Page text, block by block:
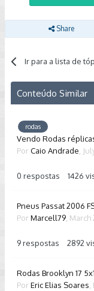
Share
Ir para a lista de
Conteúdo Similar
rodas
Vendo Rodas
Por Caio Andrade
0 respostas 1426
Pneus Passat 2006
Por Marcell79 March
9respostas 2892
Rodas Brooklyn 17
Por Eric Elias Soares